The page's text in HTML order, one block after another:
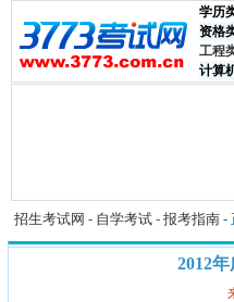
学历
资格
工程
计算
招生考试网 - 自学考试 - 报考指南 -
2012